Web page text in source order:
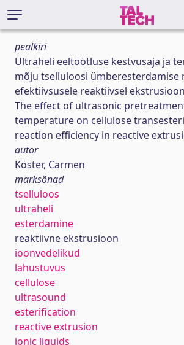
pealkiri
Ultraheli eeltöötluse kestvusaja ja
mõju tselluloosi ümberesterdamise
efektiivsusele reaktiivsel
The effect of ultrasonic
temperature on cellulose
reaction efficiency in reactive
autor
Köster, Carmen
märksõnad
tselluloos
ultraheli
esterdamine
reaktiivne ekstrusioon
ioonvedelikud
lahustuvus
cellulose
ultrasound
esterification
reactive extrusion
ionic liquids